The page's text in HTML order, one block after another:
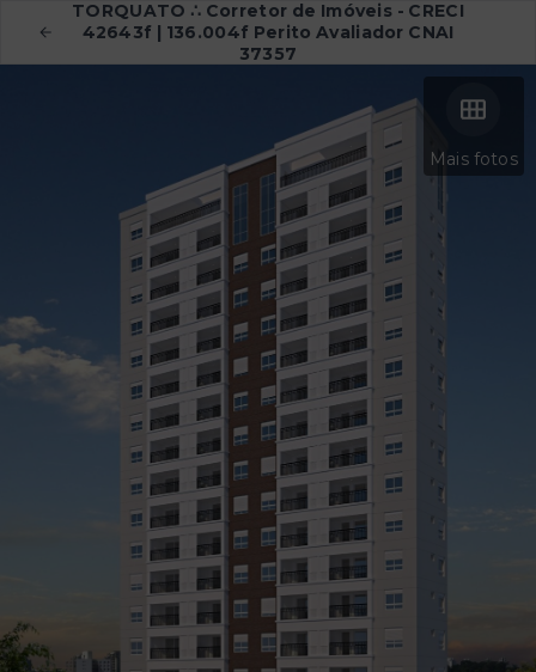
TORQUATO ∴ Corretor de Imóveis - CRECI
42643f | 136.004f Perito Avaliador CNAI
37357
Mais fotos